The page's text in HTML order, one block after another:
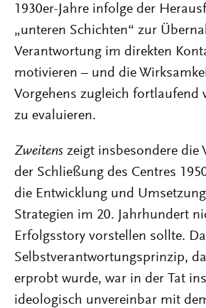
1930er-Jahre infolge der
„unteren Schichten“ zur
Verantwortung im direkten
motivieren – und die
Vorgehens zugleich fortlaufend
zu evaluieren.
Zweitens zeigt insbesondere die
der Schließung des Centres
die Entwicklung und
Strategien im 20. Jahrhundert
Erfolgsstory vorstellen sollte.
Selbstverantwortungsprinzip,
erprobt wurde, war in der Tat
ideologisch unvereinbar mit